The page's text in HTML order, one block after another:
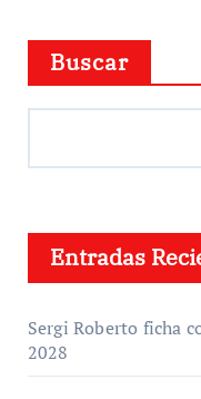
Buscar
Entradas
Sergi Roberto ficha
2028